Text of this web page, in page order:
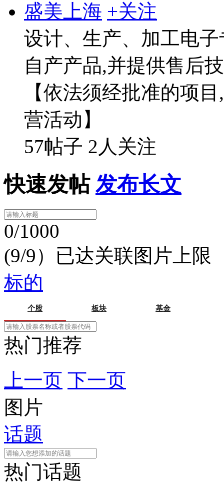
盛美上海 +关注
设计、生产、加工电
自产产品,并提供售后
【依法须经批准的项
营活动】
57帖子 2人关注
快速发帖 发布长文
0/1000
(9/9）已达关联图片上限
标的
个股 板块 基金
热门推荐
上一页 下一页
图片
话题
热门话题